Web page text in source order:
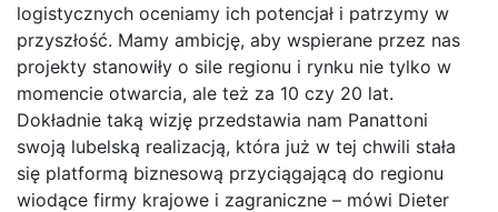
logistycznych oceniamy ich potencjał i patrzymy w
przyszłość. Mamy ambicję, aby wspierane przez nas
projekty stanowiły o sile regionu i rynku nie tylko w
momencie otwarcia, ale też za 10 czy 20 lat.
Dokładnie taką wizję przedstawia nam Panattoni
swoją lubelską realizacją, która już w tej chwili stała
się platformą biznesową przyciągającą do regionu
wiodące firmy krajowe i zagraniczne – mówi Dieter